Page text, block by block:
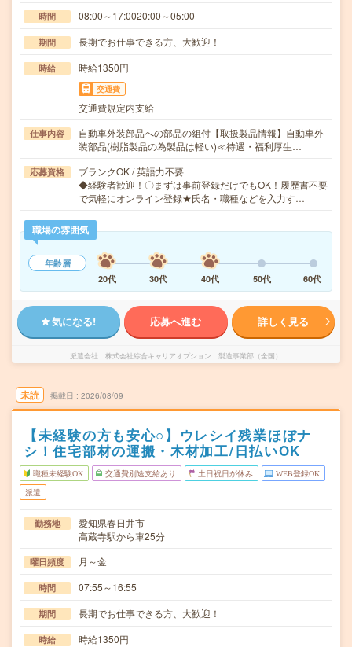
時間 08:00～17:0020:00～05:00
期間 長期でお仕事できる方、大歓迎！
時給 時給1350円
交通費
交通費規定内支給
仕事内容
自動車外装部品への部品の組付【取扱製品情報】自動車外
装部品(樹脂製品の為製品は軽い)≪待遇・福利厚生…
応募資格
ブランクOK / 英語力不要
◆経験者歓迎！〇まずは事前登録だけでもOK！履歴書不要
で気軽にオンライン登録★氏名・職種などを入力す…
職場の雰囲気
年齢層
20代
30代 40代 50代 60代
気になる! 応募へ進む 詳しく見る
派遣会社 株式会社綜合キャリアオプション 製造事業部（全国）
未読 掲載日 2026/08/09
【未経験の方も安心○】ウレシイ残業ほぼナ
シ！住宅部材の運搬・木材加工/日払いOK
職種未経験OK 交通費別途支給あり 土日祝日が休み WEB登録OK
派遣
勤務地
愛知県春日井市
高蔵寺駅から車25分
曜日頻度 月～金
時間 07:55～16:55
期間 長期でお仕事できる方、大歓迎！
時給 時給1350円